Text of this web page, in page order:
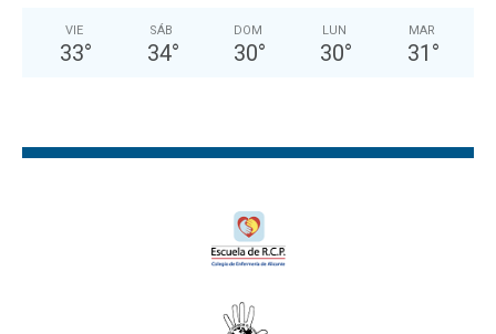
VIE
33°
SÁB
34°
DOM
30°
LUN
30°
MAR
31 °